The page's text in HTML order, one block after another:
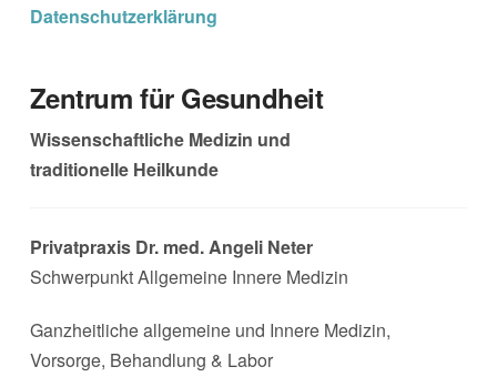
Datenschutzerklärung
Zentrum für Gesundheit
Wissenschaftliche Medizin und
traditionelle Heilkunde
Privatpraxis Dr. med. Angeli Neter
Schwerpunkt Allgemeine Innere Medizin
Ganzheitliche allgemeine und Innere Medizin,
Vorsorge, Behandlung & Labor